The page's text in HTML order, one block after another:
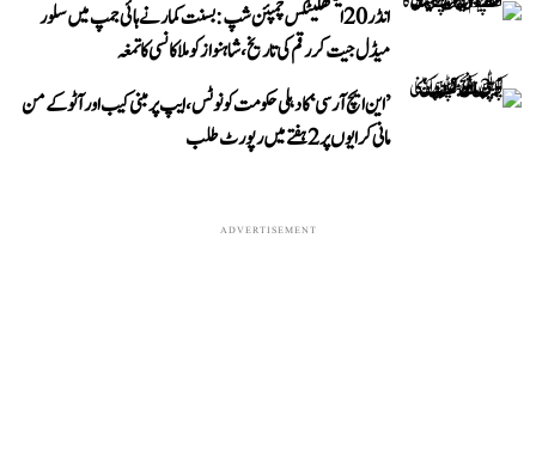
انڈر 20 ایتھلیٹکس چمپئن شپ: بسنت کمار نے ہائی جمپ میں سلور
میڈل جیت کر رقم کی تاریخ، شاہنواز کو ملا کانسی کا تمغہ
’این ایچ آر سی‘ کا دہلی حکومت کو نوٹس، ایپ پر مبنی کیب اور آٹو کے من
مانی کرایوں پر 2 ہفتے میں رپورٹ طلب
ADVERTISEMENT